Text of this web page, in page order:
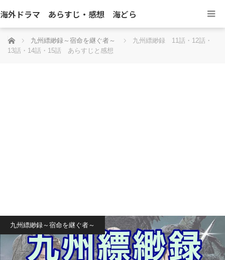
海外ドラマ あらすじ・感想 海どら
ホーム 九州縹緲録～宿命を継ぐ者～
九州縹緲録 11話・12話・
13話・14話・15話 あらすじと感想
九州縹緲録～宿命を継ぐ者～